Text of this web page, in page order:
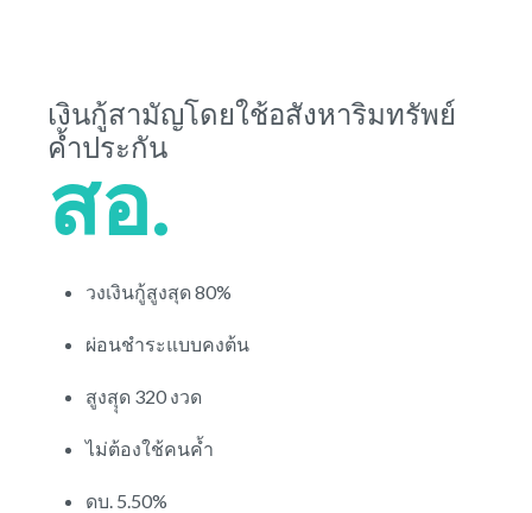
เงินกู้สามัญโดยใช้อสังหาริมทรัพย์
ค้ำประกัน
สอ.
วงเงินกู้สูงสุด 80%
ผ่อนชำระแบบคงต้น
สูงสุุด 320 งวด
ไม่ต้องใช้คนค้ำ
ดบ. 5.50%